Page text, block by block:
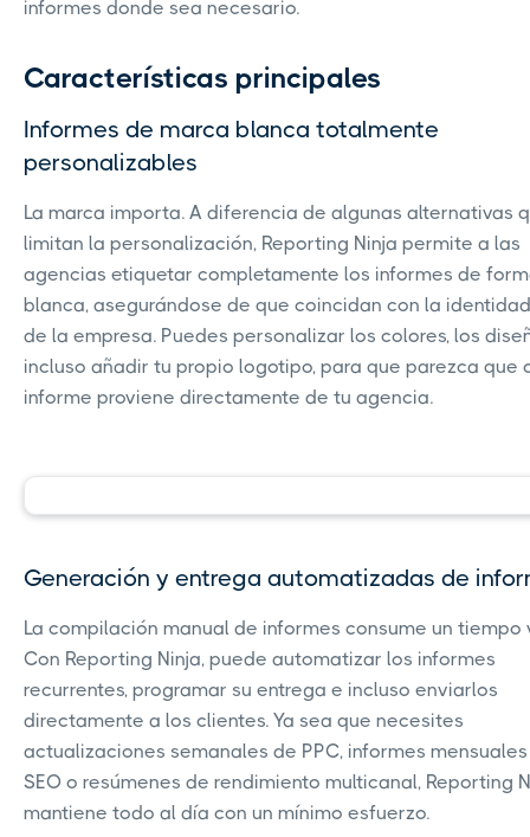
informes donde sea necesario.
Características principales
Informes de marca blanca totalmente
personalizables
La marca importa. A diferencia de algunas alternativas
limitan la personalización, Reporting Ninja permite a las
agencias etiquetar completamente los informes de
blanca, asegurándose de que coincidan con la
de la empresa. Puedes personalizar los colores, los
incluso añadir tu propio logotipo, para que parezca que
informe proviene directamente de tu agencia.
Generación y entrega automatizadas de
La compilación manual de informes consume un tiempo
Con Reporting Ninja, puede automatizar los informes
recurrentes, programar su entrega e incluso enviarlos
directamente a los clientes. Ya sea que necesites
actualizaciones semanales de PPC, informes
SEO o resúmenes de rendimiento multicanal, Reporting
mantiene todo al día con un mínimo esfuerzo.